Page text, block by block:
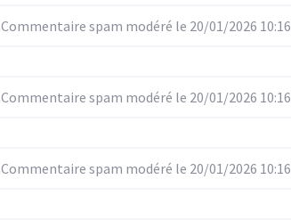
Commentaire spam modéré le 20/01/2026 10:16
Commentaire spam modéré le 20/01/2026 10:16
Commentaire spam modéré le 20/01/2026 10:16